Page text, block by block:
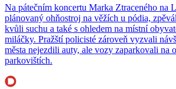
Na pátečním koncertu Marka Ztraceného na
plánovaný ohňostroj na věžích u pódia,
kvůli suchu a také s ohledem na místní
miláčky. Pražští policisté zároveň vyzvali
města nejezdili auty, ale vozy zaparkovali na
parkovištích.